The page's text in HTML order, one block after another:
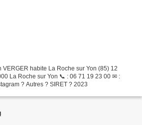
VERGER habite La Roche sur Yon (85) 12
La Roche sur Yon 📞 : 06 71 19 23 00 ✉ :
? Autres ? SIRET ? 2023